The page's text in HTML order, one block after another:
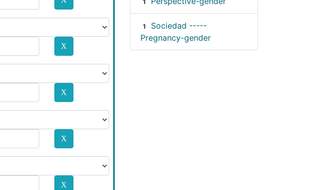
1
1
Sociedad -----
Pregnancy-gender